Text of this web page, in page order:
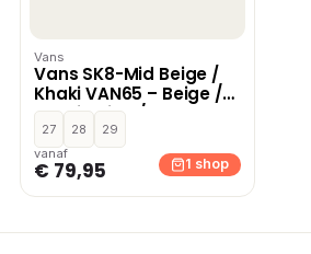
Vans
Vans SK8-Mid Beige /
Khaki VAN65 – Beige /
Khaki,Beige /
Khaki,Bruin,Bruin,Taupe
27 28
29
vanaf
€ 79,95 1 shop